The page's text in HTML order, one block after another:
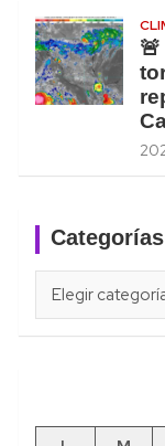
Categorías